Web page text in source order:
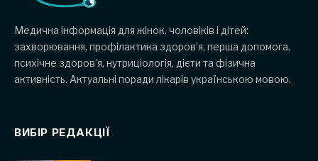
Медична інформація для жінок, чоловіків і дітей:
захворювання, профілактика здоров’я, перша допомога,
психічне здоров’я, нутриціологія, дієти та фізична
активність. Актуальні поради лікарів українською мовою.
ВИБІР РЕДАКЦІЇ